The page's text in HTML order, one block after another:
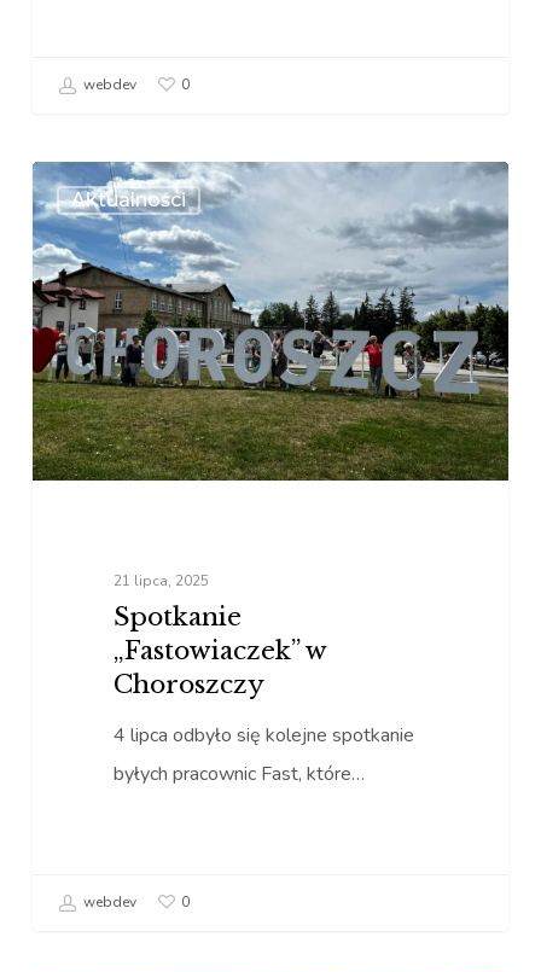
webdev 0
Aktualności
Spotkanie
„Fastowiaczek”
w
Choroszczy
21 lipca, 2025
Spotkanie
„Fastowiaczek” w
Choroszczy
4 lipca odbyło się kolejne spotkanie
byłych pracownic Fast, które…
webdev 0